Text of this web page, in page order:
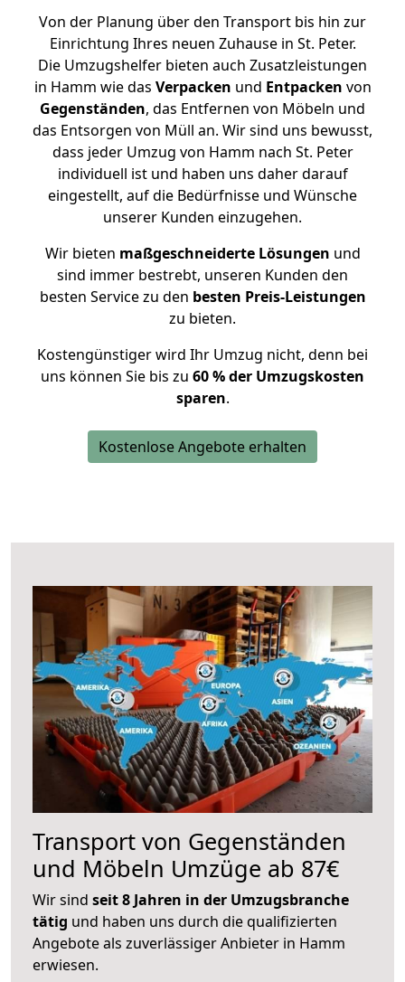
Von der Planung über den Transport bis hin zur
Einrichtung Ihres neuen Zuhause in St. Peter.
Die Umzugshelfer bieten auch Zusatzleistungen
in Hamm wie das Verpacken und Entpacken von
Gegenständen, das Entfernen von Möbeln und
das Entsorgen von Müll an. Wir sind uns bewusst,
dass jeder Umzug von Hamm nach St. Peter
individuell ist und haben uns daher darauf
eingestellt, auf die Bedürfnisse und Wünsche
unserer Kunden einzugehen.
Wir bieten maßgeschneiderte Lösungen und
sind immer bestrebt, unseren Kunden den
besten Service zu den besten Preis-Leistungen
zu bieten.
Kostengünstiger wird Ihr Umzug nicht, denn bei
uns können Sie bis zu 60 % der Umzugskosten
sparen.
Kostenlose Angebote erhalten
Transport von Gegenständen
und Möbeln Umzüge ab 87€
Wir sind seit 8 Jahren in der Umzugsbranche
tätig und haben uns durch die qualifizierten
Angebote als zuverlässiger Anbieter in Hamm
erwiesen.